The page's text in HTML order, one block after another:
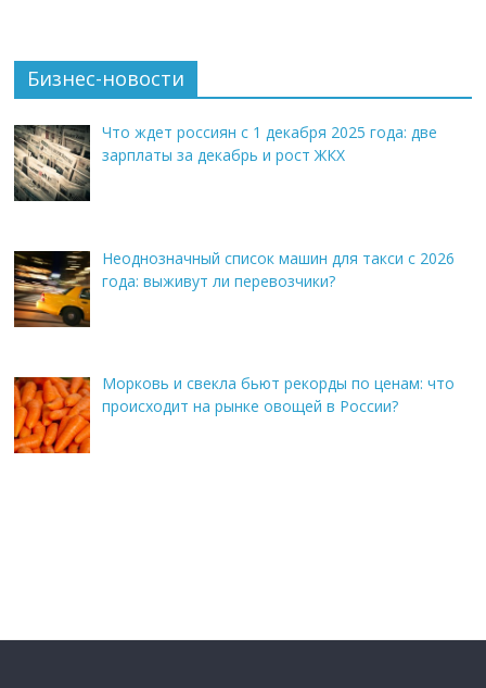
Бизнес-новости
Что ждет россиян с 1 декабря 2025 года: две
зарплаты за декабрь и рост ЖКХ
Неоднозначный список машин для такси с 2026
года: выживут ли перевозчики?
Морковь и свекла бьют рекорды по ценам: что
происходит на рынке овощей в России?